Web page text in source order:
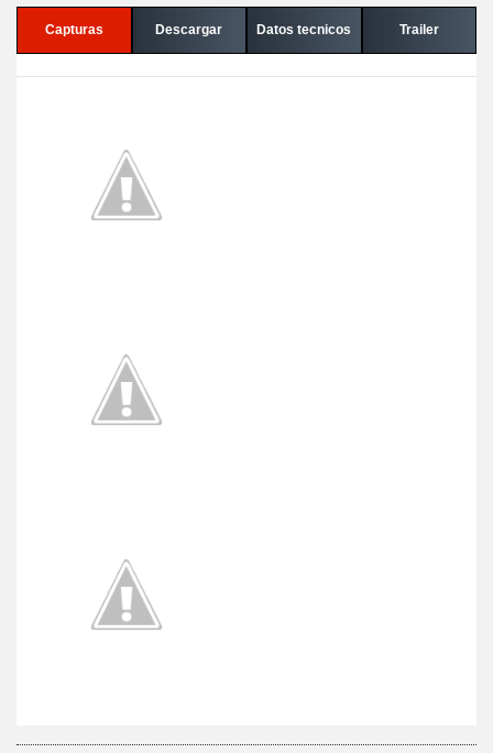
Capturas Descargar Datos tecnicos Trailer